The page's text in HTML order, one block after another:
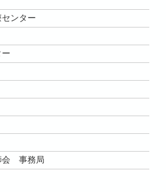
ンター
会 事務局